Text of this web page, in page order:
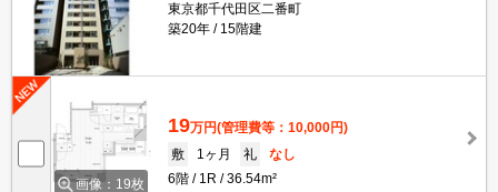
東京都千代田区二番町
築20年
15階建
画像：19枚
19万円(管理費等：10,000円)
敷
1ヶ月 礼
なし
6階
1R 36.54m²